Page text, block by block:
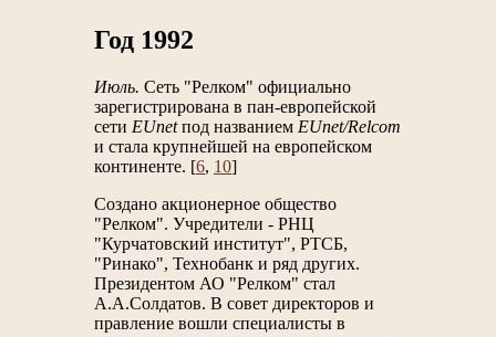
Год 1992
Июль. Сеть "Релком" официально
зарегистрирована в пан-европейской
сети EUnetпод названием EUnet/Relcom
и стала крупнейшей на европейском
континенте. [6, 10]
Создано акционерное общество
"Релком". Учредители - РНЦ
"Курчатовский институт", РТСБ,
"Ринако", Технобанк и ряд других.
Президентом АО "Релком" стал
А.А.Солдатов. В совет директоров и
правление вошли специалисты в